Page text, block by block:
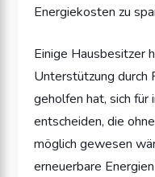
Energiekosten zu
Einige Hausbesitzer
Unterstützung durch
geholfen hat, sich für
entscheiden, die
möglich gewesen
erneuerbare